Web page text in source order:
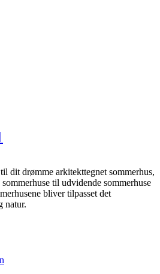
dit drømme arkitekttegnet sommerhus,
til udvidende sommerhuse
bliver tilpasset det
natur.